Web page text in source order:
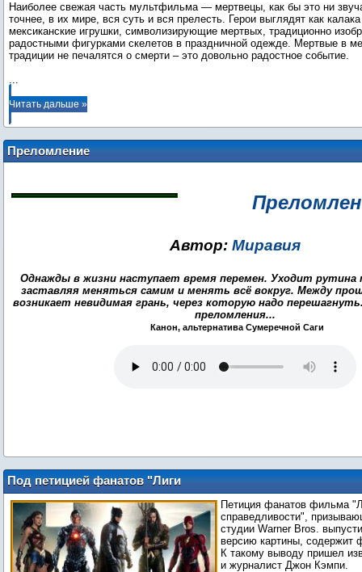
Наиболее свежая часть мультфильма — мертвецы, как бы это ни
точнее, в их мире, вся суть и вся прелесть. Герои выглядят как
мексиканские игрушки, символизирующие мертвых, традиционно
радостными фигурками скелетов в праздничной одежде. Мертвые в
...
Читать дальше »
Преломление
Автор: Миравия
Однажды в жизни наступает время перемен. Уходит рутина
заставляя меняться самим и менять всё вокруг. Между
возникает невидимая грань, через которую надо
преломления...
Канон, альтернатива Сумеречной Саги
Под петицией фанатов "Лиги
справедливости" нашли фиктивные
подписи
Петиция фанатов фильма
справедливости",
студии Warner Bros.
версию картины, содержит
К такому выводу пришел
и журналист Джон Кэмпи.